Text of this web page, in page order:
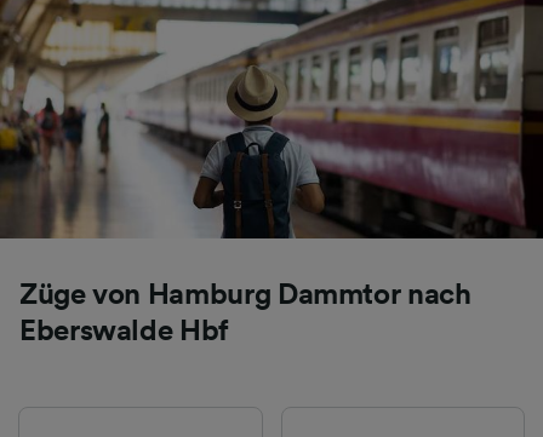
Züge von Hamburg Dammtor nach
Eberswalde Hbf
Liste der Partner (Lieferanten)